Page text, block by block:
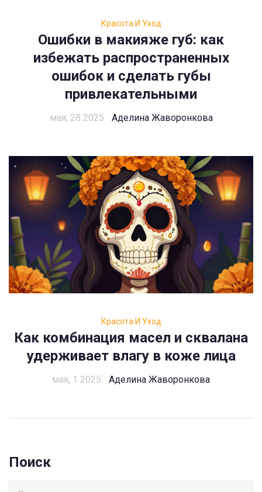
Красота И Уход
Ошибки в макияже губ: как
избежать распространенных
ошибок и сделать губы
привлекательными
мая, 28 2025 Аделина Жаворонкова
Красота И Уход
Как комбинация масел и сквалана
удерживает влагу в коже лица
мая, 1 2025 Аделина Жаворонкова
Поиск